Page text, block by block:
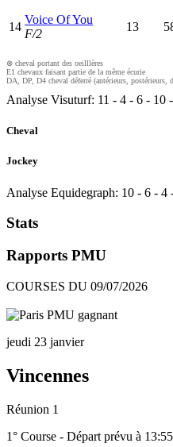
14
Voice Of You
F/2
13
⊗ cheval portant des oeilllères
E1 chevaux faisant partie de la même écurie
DA, DP, D4 cheval déferré (antérieurs, postérieurs,
Analyse Visuturf: 11 - 4 - 6 - 10 -
Cheval
Jockey
Analyse Equidegraph: 10 - 6 - 4
Stats
Rapports PMU
COURSES DU 09/07/2026
jeudi 23 janvier
Vincennes
Réunion 1
1° Course - Départ prévu à 13:55